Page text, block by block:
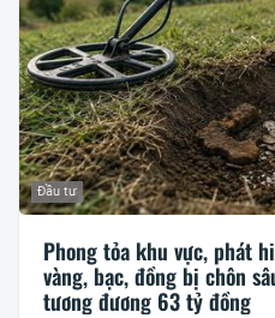
Phong tỏa khu vực, phát
vàng, bạc, đồng bị chôn
tương đương 63 tỷ đồng
Đầu tư